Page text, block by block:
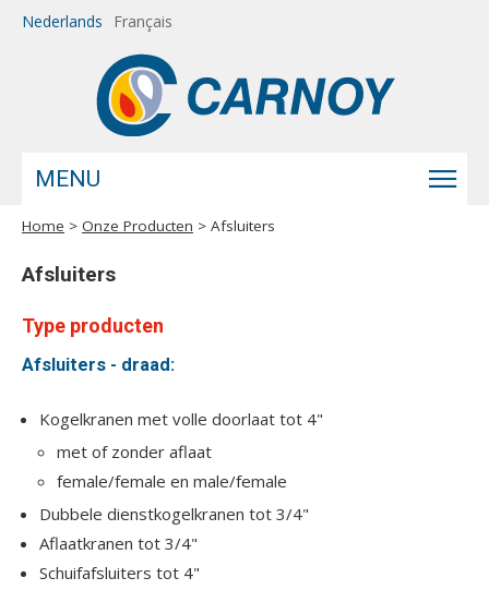
Overslaan en naar de inhoud gaan
Nederlands Français
MENU
U bent hier
Home > Onze Producten > Afsluiters
Afsluiters
Type producten
Afsluiters - draad:
Kogelkranen met volle doorlaat tot 4"
met of zonder aflaat
female/female en male/female
Dubbele dienstkogelkranen tot 3/4"
Aflaatkranen tot 3/4"
Schuifafsluiters tot 4"